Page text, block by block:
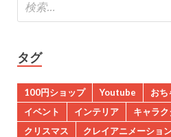
タグ
100円ショップ Youtube おち
イベント
インテリア キャラ
クリスマス
クレイアニメーショ